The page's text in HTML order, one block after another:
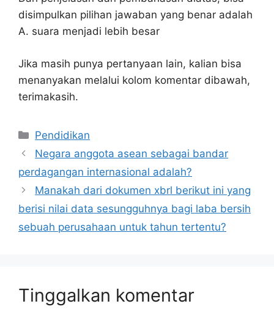
disimpulkan pilihan jawaban yang benar adalah
A. suara menjadi lebih besar
Jika masih punya pertanyaan lain, kalian bisa
menanyakan melalui kolom komentar dibawah,
terimakasih.
Kategori
Pendidikan
Negara anggota asean sebagai bandar
perdagangan internasional adalah?
Manakah dari dokumen xbrl berikut ini yang
berisi nilai data sesungguhnya bagi laba bersih
sebuah perusahaan untuk tahun tertentu?
Tinggalkan komentar